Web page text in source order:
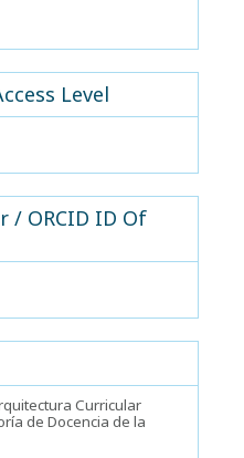
Level
/ ORCID ID Of
Curricular
de Docencia de la